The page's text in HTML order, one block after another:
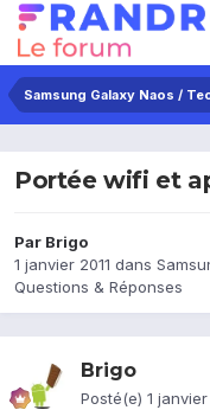
Portée wifi et
Par Brigo
1 janvier 2011 dans
Questions & Réponses
Brigo
Posté(e) 1 janvier